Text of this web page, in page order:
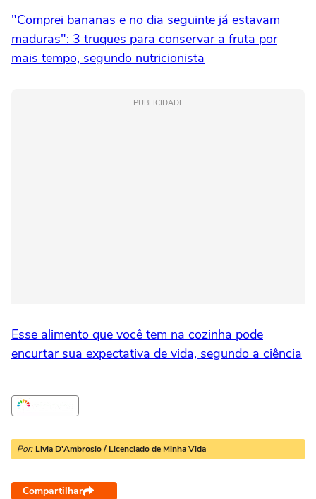
"Comprei bananas e no dia seguinte já estavam
maduras": 3 truques para conservar a fruta por
mais tempo, segundo nutricionista
PUBLICIDADE
Esse alimento que você tem na cozinha pode
encurtar sua expectativa de vida, segundo a ciência
Por: Livia D'Ambrosio / Licenciado de Minha Vida
Compartilhar